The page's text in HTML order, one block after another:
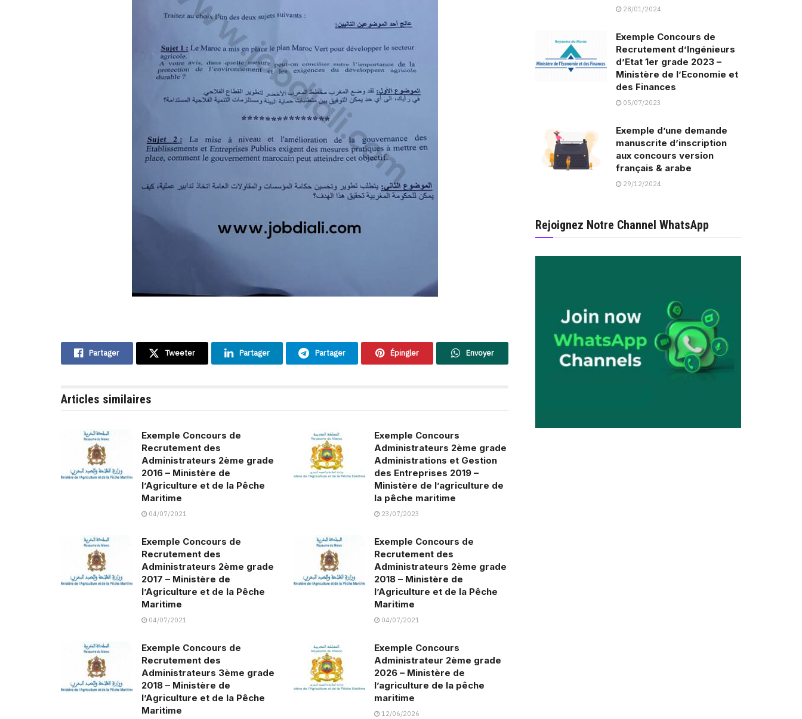
Partager Tweeter Partager Partager Épingler Envoyer
Articles similaires
Exemple Concours de
Recrutement des
Administrateurs 2ème grade
2016 – Ministère de
l’Agriculture et de la Pêche
Maritime
04/07/2021
Exemple Concours
Administrateurs 2ème grade
Administrations et Gestion
des Entreprises 2019 –
Ministère de l’agriculture de
la pêche maritime
23/07/2023
Exemple Concours de
Recrutement des
Administrateurs 2ème grade
2017 – Ministère de
l’Agriculture et de la Pêche
Maritime
04/07/2021
Exemple Concours de
Recrutement des
Administrateurs 2ème grade
2018 – Ministère de
l’Agriculture et de la Pêche
Maritime
04/07/2021
Exemple Concours de
Recrutement des
Administrateurs 3ème grade
2018 – Ministère de
l’Agriculture et de la Pêche
Maritime
Exemple Concours
Administrateur 2ème grade
2026 – Ministère de
l’agriculture de la pêche
maritime
12/06/2026
28/01/2024
Exemple Concours de
Recrutement d’Ingénieurs
d’Etat 1er grade 2023 –
Ministère de l’Economie et
des Finances
05/07/2023
Exemple d’une demande
manuscrite d’inscription
aux concours version
français & arabe
29/12/2024
Rejoignez Notre Channel WhatsApp